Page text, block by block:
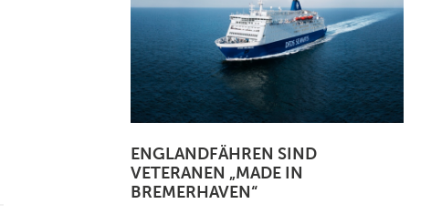
ENGLANDFÄHREN SIND
VETERANEN „MADE IN
BREMERHAVEN“